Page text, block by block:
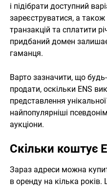
і підібрати доступний
зареєструватися, а також
транзакцій та сплатити
придбаний домен
гаманця.
Варто зазначити, що
продати, оскільки ENS
представлення
найпопулярніші
аукціони.
Скільки коштує
Зараз адреси можна
в оренду на кілька років.